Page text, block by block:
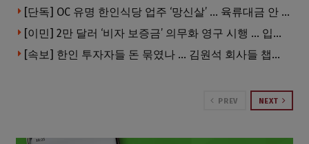
[단독] OC 유명 한인식당 업주 ‘망신살’ … 육류대금 안 갚자 식당서 공개추심
[이민] 2만 달러 ‘비자 보증금’ 의무화 영구 시행 … 입국 문턱 더 높아진다.
[속보] 한인 투자자들 돈 묶였나 … 김원석 회사들 챕터7 강제파산·자진파산 잇따라 신청
PREV NEXT